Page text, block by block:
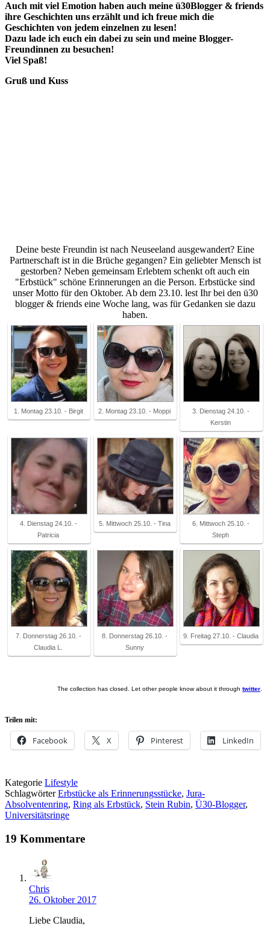
Auch mit viel Emotion haben auch meine ü30Blogger & friends
ihre Geschichten uns erzählt und ich freue mich die
Geschichten von jedem einzelnen zu lesen!
Dazu lade ich euch ein dabei zu sein und meine Blogger-
Freundinnen zu besuchen!
Viel Spaß!
Gruß und Kuss
Deine beste Freundin ist nach Neuseeland ausgewandert? Eine
Partnerschaft ist in die Brüche gegangen? Ein geliebter Mensch ist
gestorben? Neben gemeinsam Erlebtem schenkt oft auch ein
"Erbstück" schöne Erinnerungen an die Person. Erbstücke sind
unser Motto für den Oktober. Ab dem 23.10. lest Ihr bei den ü30
blogger & friends eine Woche lang, was für Gedanken sie dazu
haben.
1. Montag 23.10. - Birgit 2. Montag 23.10. - Moppi
3. Dienstag 24.10. -
Kerstin
4. Dienstag 24.10. -
Patricia
5. Mittwoch 25.10. - Tina
6. Mittwoch 25.10. -
Steph
7. Donnerstag 26.10. -
Claudia L.
8. Donnerstag 26.10. -
Sunny
9. Freitag 27.10. - Claudia
The collection has closed. Let other people know about it through twitter.
Teilen mit:
Facebook X Pinterest LinkedIn
Kategorie Lifestyle
SchlagwörterErbstücke als Erinnerungsstücke, Jura-
Absolventenring, Ring als Erbstück, Stein Rubin, Ü30-Blogger,
Universitätsringe
19 Kommentare
Chris
26. Oktober 2017
Liebe Claudia,